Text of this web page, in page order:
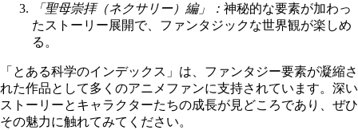
「聖母崇拝（ネクサリー）編」： 神秘的な要素が加わっ
たストーリー展開で、ファンタジックな世界観が楽しめ
る。
「とある科学のインデックス」は、ファンタジー要素が凝縮さ
れた作品として多くのアニメファンに支持されています。深い
ストーリーとキャラクターたちの成長が見どころであり、ぜひ
その魅力に触れてみてください。